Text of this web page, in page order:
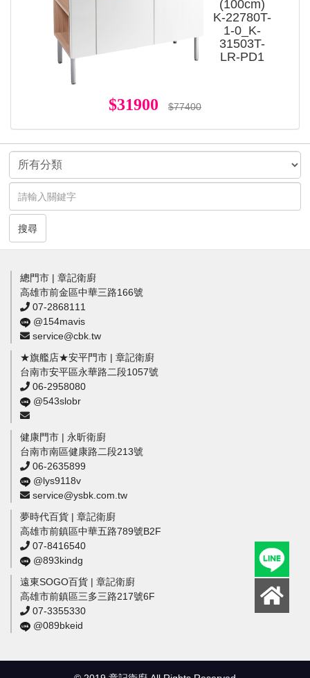
(100cm)
K-22780T-
1-0_K-
31503T-
LR-PD1
$31900 $77400
搜尋
總門市 | 章記衛廚
高雄市前金區中華三路166號
07-2868111
@154mavis
service@cbk.tw
★旗艦店★安平門市 | 章記衛廚
台南市安平區永華路二段1057號
06-2958080
@543slobr
健康門市 | 永昕衛廚
台南市南區健康路二段213號
06-2635899
@lys9118v
service@ysbk.com.tw
夢時代百貨 | 章記衛廚
高雄市前鎮區中華五路789號B2F
07-8416540
@893kindg
遠東SOGO百貨 | 章記衛廚
高雄市前鎮區三多三路217號6F
07-3355330
@089bkeid